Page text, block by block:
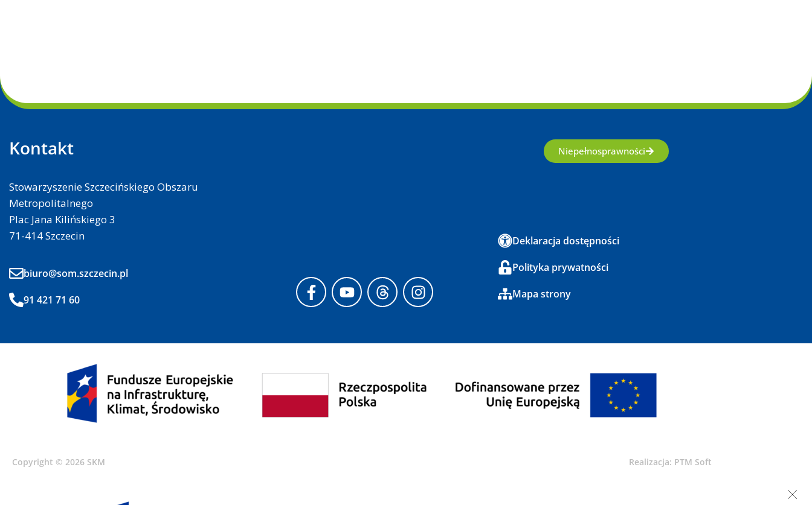
Kontakt
Stowarzyszenie Szczecińskiego Obszaru
Metropolitalnego
Plac Jana Kilińskiego 3
71-414 Szczecin
biuro@som.szczecin.pl
91 421 71 60
Niepełnosprawności
Deklaracja dostępności
Polityka prywatności
Mapa strony
Copyright © 2026 SKM Realizacja: PTM Soft